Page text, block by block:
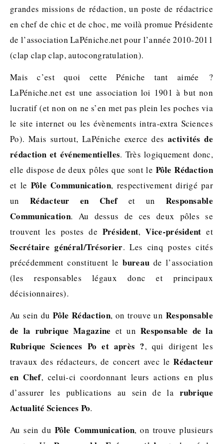
grandes missions de rédaction, un poste de rédactrice
en chef de chic et de choc, me voilà promue Présidente
de l’association LaPéniche.net pour l’année 2010-2011
(clap clap clap, autocongratulation).
Mais c’est quoi cette Péniche tant aimée ?
LaPéniche.net est une association loi 1901 à but non
lucratif (et non on ne s’en met pas plein les poches via
le site internet ou les évènements intra-extra Sciences
Po). Mais surtout, LaPéniche exerce des activités de
rédaction et événementielles. Très logiquement donc,
elle dispose de deux pôles que sont le Pôle Rédaction
et le Pôle Communication, respectivement dirigé par
un Rédacteur en Chefet un Responsable
Communication. Au dessus de ces deux pôles se
trouvent les postes de Président,Vice-président et
Secrétaire général/Trésorier. Les cinq postes cités
précédemment constituent lebureau de l’association
(les responsables légaux donc et principaux
décisionnaires).
Au sein duPôle Rédaction, on trouve un Responsable
de la rubrique Magazine et unResponsable de la
Rubrique Sciences Po et après ?, qui dirigent les
travaux des rédacteurs, de concert avec leRédacteur
en Chef, celui-ci coordonnant leurs actions en plus
d’assurer les publications au sein de la rubrique
Actualité Sciences Po.
Au sein du Pôle Communication, on trouve plusieurs